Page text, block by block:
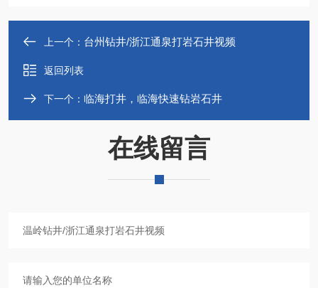
上一个： 台州钻井/浙江通泉打岩石井视频
返回列表
下一个： 临海打井，临海快速钻岩石井
在线留言